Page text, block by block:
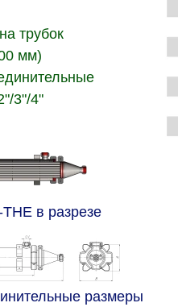
трубок
мм)
3"/4"
в разрезе
размеры